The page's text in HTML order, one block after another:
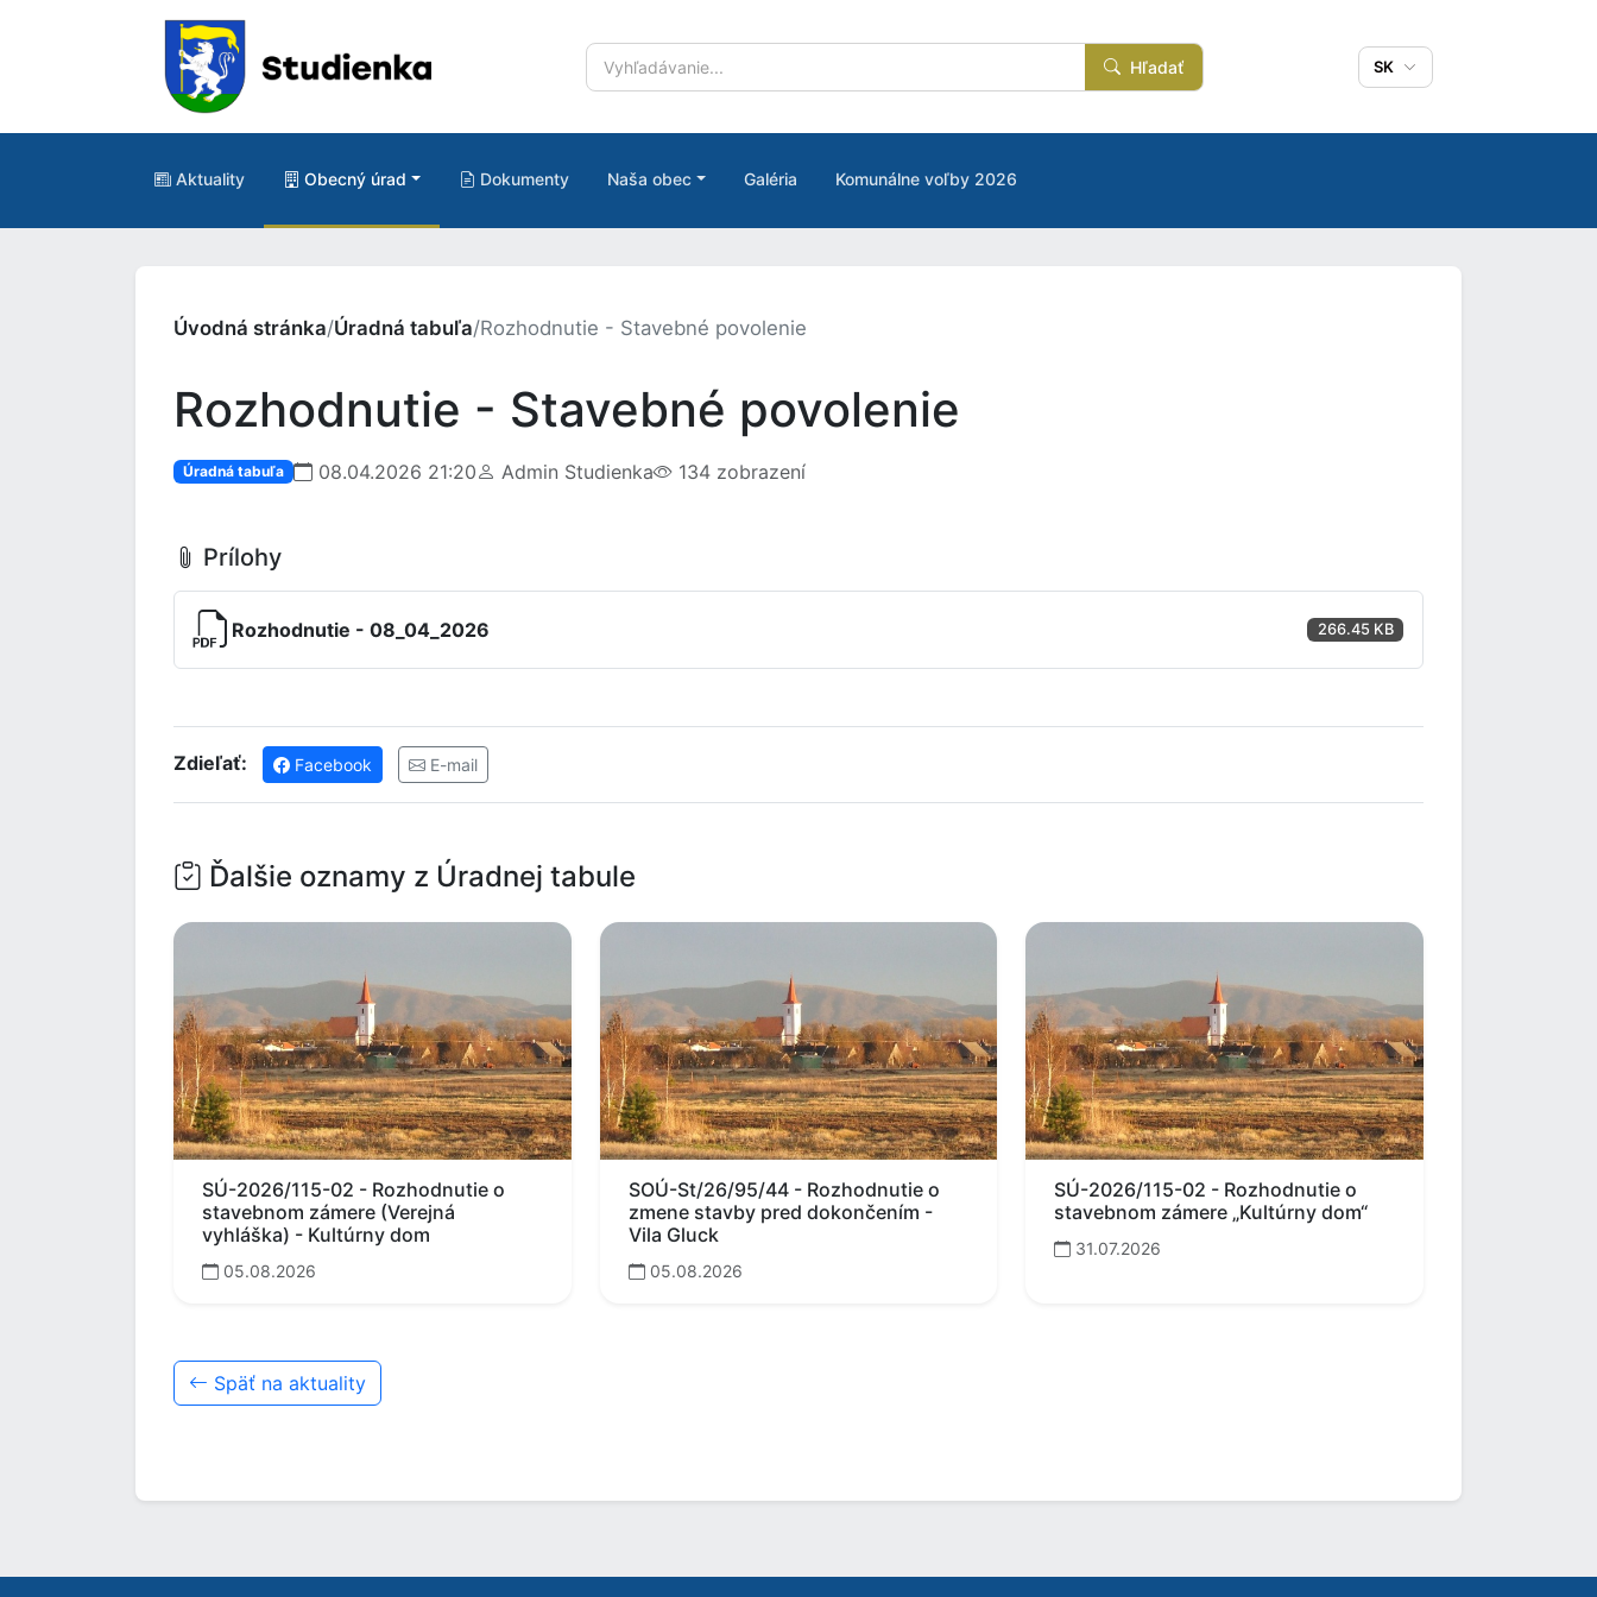
Hľadať SK
Aktuality Obecný úrad Dokumenty Naša obec Galéria Komunálne voľby 2026
Úvodná stránka/Úradná tabuľa/Rozhodnutie - Stavebné povolenie
Rozhodnutie - Stavebné povolenie
Úradná tabuľa 08.04.2026 21:20 Admin Studienka 134 zobrazení
Prílohy
Rozhodnutie - 08_04_2026 266.45 KB
Zdieľať: Facebook E-mail
Ďalšie oznamy z Úradnej tabule
SÚ-2026/115-02 - Rozhodnutie o
stavebnom zámere (Verejná
vyhláška) - Kultúrny dom
05.08.2026
SOÚ-St/26/95/44 - Rozhodnutie o
zmene stavby pred dokončením -
Vila Gluck
05.08.2026
SÚ-2026/115-02 - Rozhodnutie o
stavebnom zámere „Kultúrny dom“
31.07.2026
Späť na aktuality